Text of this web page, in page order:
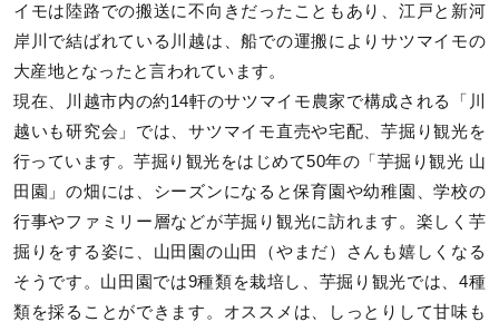
イモは陸路での搬送に不向きだったこともあり、江戸と新河
岸川で結ばれている川越は、船での運搬によりサツマイモの
大産地となったと言われています。
現在、川越市内の約14軒のサツマイモ農家で構成される「川
越いも研究会」では、サツマイモ直売や宅配、芋掘り観光を
行っています。芋掘り観光をはじめて50年の「芋掘り観光 山
田園」の畑には、シーズンになると保育園や幼稚園、学校の
行事やファミリー層などが芋掘り観光に訪れます。楽しく芋
掘りをする姿に、山田園の山田（やまだ）さんも嬉しくなる
そうです。山田園では9種類を栽培し、芋掘り観光では、4種
類を採ることができます。オススメは、しっとりして甘味も